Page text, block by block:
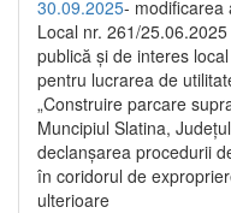
30.09.2025- modificarea
Local nr. 261/
publică şi de interes
pentru lucrarea de
„Construire parcare
Muncipiul Slatina,
declanşarea procedurii
în coridorul de
ulterioare